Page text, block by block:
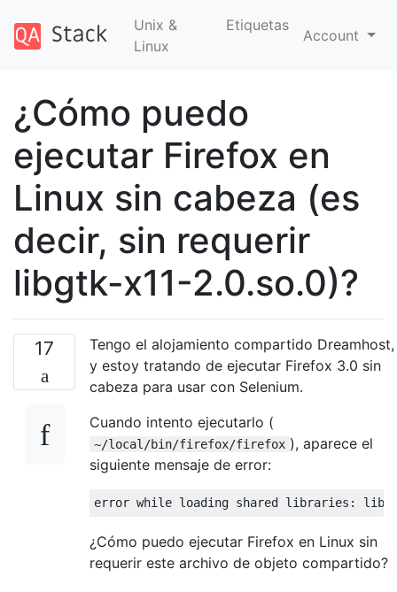
Unix &
Linux
Etiquetas
Account
¿Cómo puedo
ejecutar Firefox en
Linux sin cabeza (es
decir, sin requerir
libgtk-x11-2.0.so.0)?
17
Tengo el alojamiento compartido Dreamhost,
y estoy tratando de ejecutar Firefox 3.0 sin
cabeza para usar con Selenium.
Cuando intento ejecutarlo (
~/local/bin/firefox/firefox ), aparece el
siguiente mensaje de error:
¿Cómo puedo ejecutar Firefox en Linux sin
requerir este archivo de objeto compartido?